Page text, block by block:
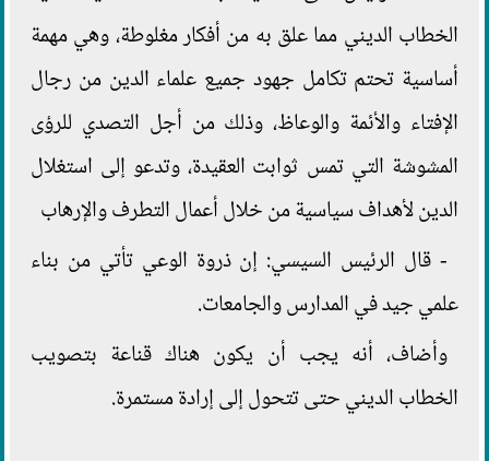
الخطاب الديني مما علق به من أفكار مغلوطة، وهي مهمة
أساسية تحتم تكامل جهود جميع علماء الدين من رجال
الإفتاء والأئمة والوعاظ، وذلك من أجل التصدي للرؤى
المشوشة التي تمس ثوابت العقيدة، وتدعو إلى استغلال
الدين لأهداف سياسية من خلال أعمال التطرف والإرهاب
- قال الرئيس السيسي: إن ذروة الوعي تأتي من بناء
علمي جيد في المدارس والجامعات.
وأضاف، أنه يجب أن يكون هناك قناعة بتصويب
الخطاب الديني حتى تتحول إلى إرادة مستمرة.